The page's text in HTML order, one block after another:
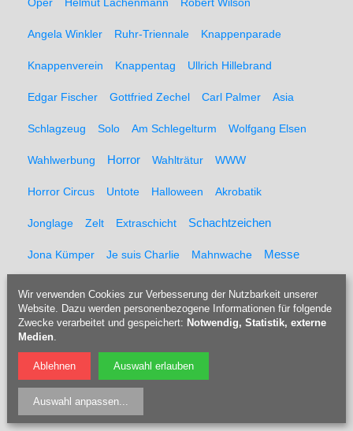
Angela Winkler Ruhr-Triennale Knappenparade
Knappenverein Knappentag Ullrich Hillebrand
Edgar Fischer Gottfried Zechel Carl Palmer Asia
Schlagzeug Solo Am Schlegelturm Wolfgang Elsen
Wahlwerbung Horror Wahlträtur WWW
Horror Circus Untote Halloween Akrobatik
Jonglage Zelt Extraschicht Schachtzeichen
Jona Kümper Je suis Charlie Mahnwache Messe
Mannschaftsfoto Liveticker Fanclub Fans
Richard Sukuta-Pasu Willi Dorner
Wir verwenden Cookies zur Verbesserung der Nutzbarkeit unserer
Website. Dazu werden personenbezogene Informationen für folgende
Zwecke verarbeitet und gespeichert: Notwendig, Statistik, externe
Medien.
Ablehnen Auswahl erlauben
Auswahl anpassen...